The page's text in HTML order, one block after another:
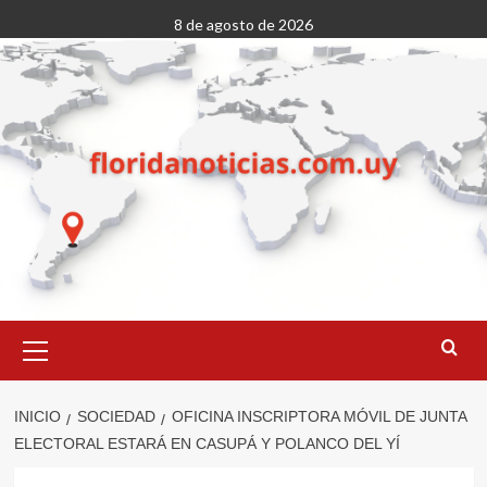
al
contenido
8 de agosto de 2026
primario
INICIO SOCIEDAD
OFICINA INSCRIPTORA MÓVIL DE JUNTA
ELECTORAL ESTARÁ EN CASUPÁ Y POLANCO DEL YÍ